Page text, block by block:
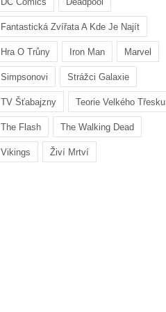
Fantastická Zvířata A Kde Je Najít
Hra O Trůny Iron Man Marvel
Simpsonovi Strážci Galaxie
TV Šťabajzny Teorie Velkého Třesku
The Flash The Walking Dead
Vikings Živí Mrtví